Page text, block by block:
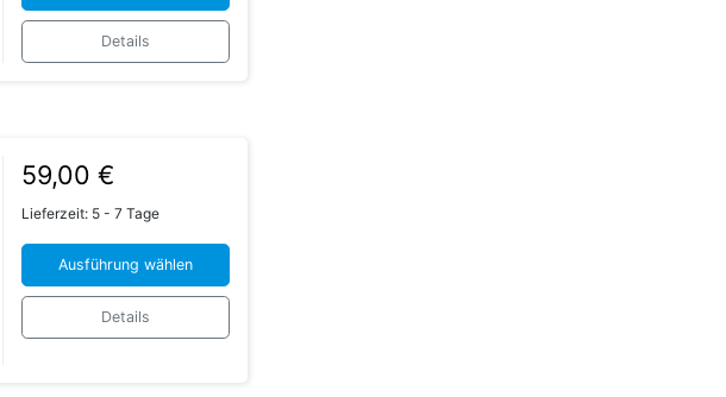
Dieses
Produkt
auf.
Optionen
können
auf
der
Produktseite
Details
59,00 €
Lieferzeit: 5 - 7 Tage
Ausführung wählen
Dieses
Produkt
Details